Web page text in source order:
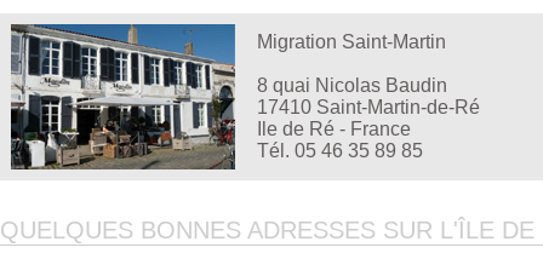
Migration Saint-Martin
8 quai Nicolas Baudin
17410 Saint-Martin-de-Ré
Ile de Ré - France
Tél. 05 46 35 89 85
QUELQUES BONNES ADRESSES SUR L'ÎLE DE